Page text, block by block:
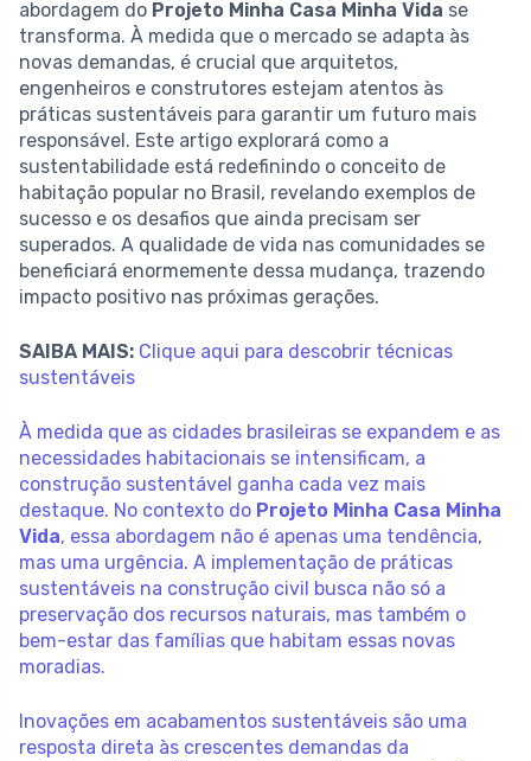
abordagem do Projeto Minha Casa Minha Vida se
transforma. À medida que o mercado se adapta às
novas demandas, é crucial que arquitetos,
engenheiros e construtores estejam atentos às
práticas sustentáveis para garantir um futuro mais
responsável. Este artigo explorará como a
sustentabilidade está redefinindo o conceito de
habitação popular no Brasil, revelando exemplos de
sucesso e os desafios que ainda precisam ser
superados. A qualidade de vida nas comunidades se
beneficiará enormemente dessa mudança, trazendo
impacto positivo nas próximas gerações.
SAIBA MAIS: Clique aqui para descobrir técnicas
sustentáveis
À medida que as cidades brasileiras se expandem e as
necessidades habitacionais se intensificam, a
construção sustentável ganha cada vez mais
destaque. No contexto do Projeto Minha Casa Minha
Vida, essa abordagem não é apenas uma tendência,
mas uma urgência. A implementação de práticas
sustentáveis na construção civil busca não só a
preservação dos recursos naturais, mas também o
bem-estar das famílias que habitam essas novas
moradias.
Inovações em acabamentos sustentáveis são uma
resposta direta às crescentes demandas da